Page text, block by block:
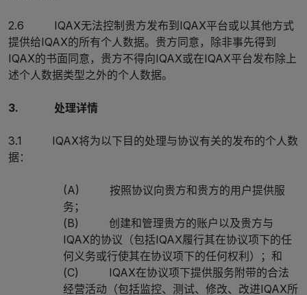
2.6 IQAX无法控制贵方发布到IQAX平台或以其他方式
提供给IQAX的所有个人数据。贵方同意，除非事先得到
IQAX的书面同意，贵方不得向IQAX或在IQAX平台发布除上
述个人数据类型之外的个人数据。
3. 处理详情
3.1 IQAX将为以下目的处理与协议有关的发布的个人数
据：
(A) 按照协议向贵方和贵方的用户提供服
务；
(B) 创建和管理贵方的账户以及贵方与
IQAX的协议（包括IQAX履行其在协议项下的任
何义务或行使其在协议项下的任何权利）；和
(C) IQAX在协议项下提供服务附带的合法
经营活动（包括监控、测试、修改、改进IQAX所